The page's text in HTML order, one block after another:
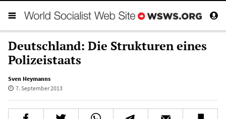
Deutschland: Die Strukturen eines
Polizeistaats
Sven Heymanns
7. September 2013